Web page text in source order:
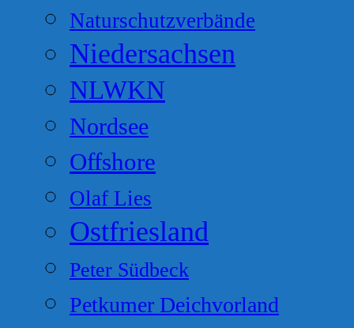
Naturschutzverbände
Niedersachsen
NLWKN
Nordsee
Offshore
Olaf Lies
Ostfriesland
Peter Südbeck
Petkumer Deichvorland